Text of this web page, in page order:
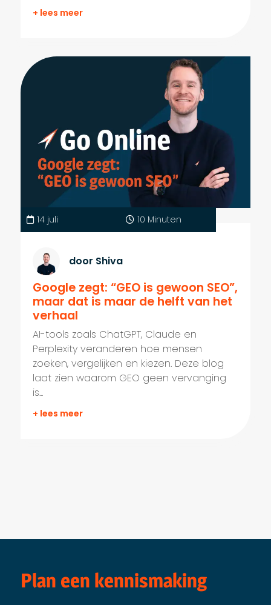
+ lees meer
14 juli 10 Minuten
door Shiva
Google zegt: “GEO is gewoon SEO”,
maar dat is maar de helft van het
verhaal
AI-tools zoals ChatGPT, Claude en
Perplexity veranderen hoe mensen
zoeken, vergelijken en kiezen. Deze blog
laat zien waarom GEO geen vervanging
is...
+ lees meer
Plan een kennismaking